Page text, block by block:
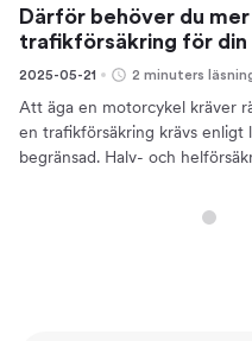
Därför behöver du mer
trafikförsäkring för din
2025-05-21 2 minuters
Att äga en motorcykel kräver
en trafikförsäkring krävs enligt
begränsad. Halv- och